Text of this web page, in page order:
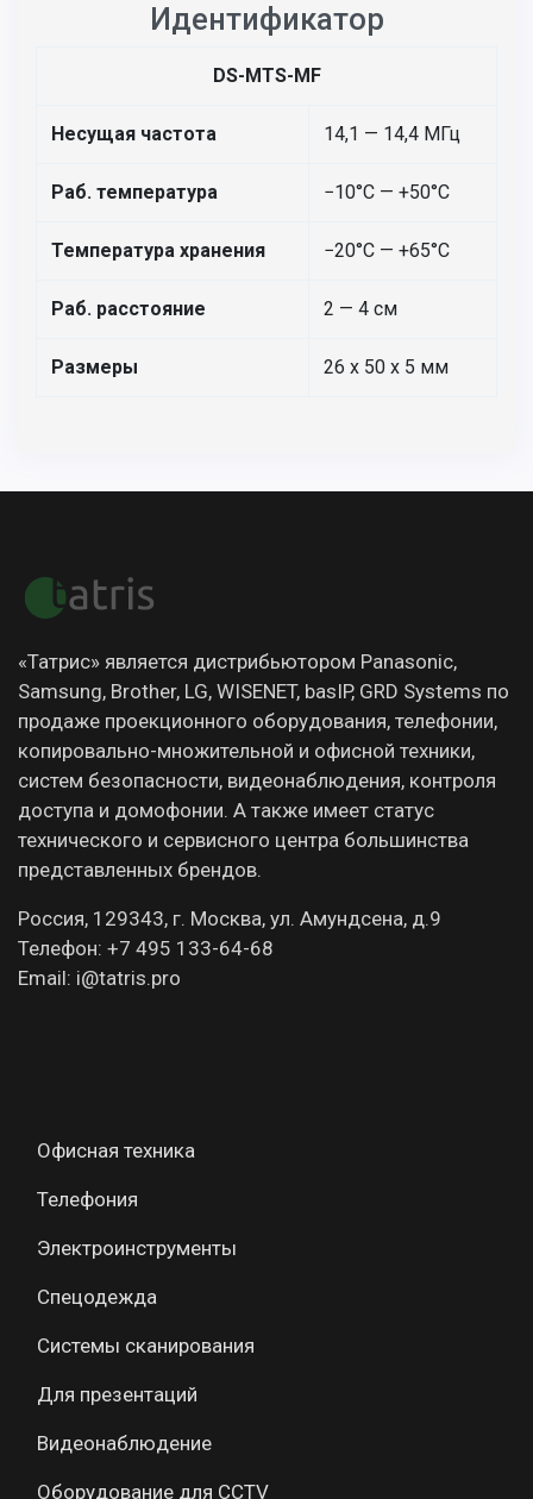
Идентификатор
DS-MTS-MF
Несущая частота 14,1 — 14,4 МГц
Раб. температура −10°С — +50°С
Температура хранения −20°С — +65°С
Раб. расстояние 2 — 4 см
Размеры 26 х 50 х 5 мм
«Татрис» является дистрибьютором Panasonic,
Samsung, Brother, LG, WISENET, basIP, GRD Systems по
продаже проекционного оборудования, телефонии,
копировально-множительной и офисной техники,
систем безопасности, видеонаблюдения, контроля
доступа и домофонии. А также имеет статус
технического и сервисного центра большинства
представленных брендов.
Россия, 129343, г. Москва, ул. Амундсена, д.9
Телефон: +7 495 133-64-68
Email: i@tatris.pro
Офисная техника
Телефония
Электроинструменты
Спецодежда
Системы сканирования
Для презентаций
Видеонаблюдение
Оборудование для CCTV